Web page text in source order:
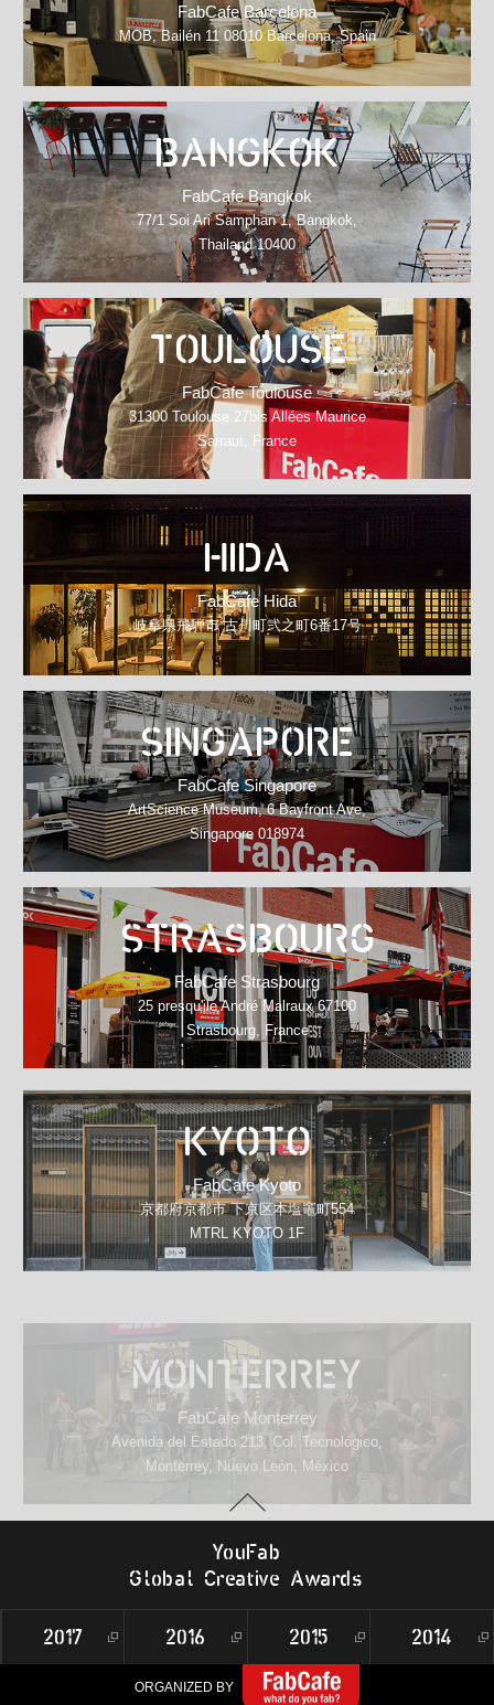
FabCafe Barcelona
MOB, Bailén 11 08010 Barcelona, Spain
BANGKOK
FabCafe Bangkok
77/1 Soi Ari Samphan 1, Bangkok,
Thailand 10400
TOULOUSE
FabCafe Toulouse
31300 Toulouse 27bis Allées Maurice
Sarraut, France
HIDA
FabCafe Hida
岐阜県飛騨市 古川町弐之町6番17号
SINGAPORE
FabCafe Singapore
ArtScience Museum, 6 Bayfront Ave,
Singapore 018974
STRASBOURG
FabCafe Strasbourg
25 presqu'ile André Malraux 67100
Strasbourg, France
KYOTO
FabCafe Kyoto
京都府京都市 下京区本塩竈町554
MTRL KYOTO 1F
MONTERREY
FabCafe Monterrey
Avenida del Estado 213, Col. Tecnológico,
Monterrey, Nuevo León, México
YouFab
G lobal Creative Awards
2017 2016 2015 2014
ORGANIZED BY